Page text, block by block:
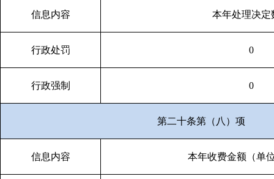
信息内容 本年处理决定
行政处罚 0
行政强制 0
第二十条第（八）项
信息内容 本年收费金额（单